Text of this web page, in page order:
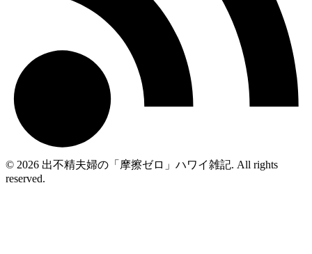
© 2026 出不精夫婦の「摩擦ゼロ」ハワイ雑記. All rights
reserved.